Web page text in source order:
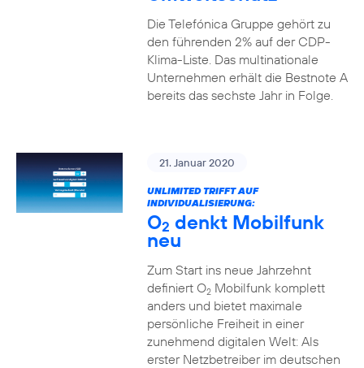
Die Telefónica Gruppe gehört zu
den führenden 2% auf der CDP-
Klima-Liste. Das multinationale
Unternehmen erhält die Bestnote A
bereits das sechste Jahr in Folge.
21. Januar 2020
UNLIMITED TRIFFT AUF
INDIVIDUALISIERUNG:
O2 denkt Mobilfunk
neu
Zum Start ins neue Jahrzehnt
definiert O2Mobilfunk komplett
anders und bietet maximale
persönliche Freiheit in einer
zunehmend digitalen Welt: Als
erster Netzbetreiber im deutschen